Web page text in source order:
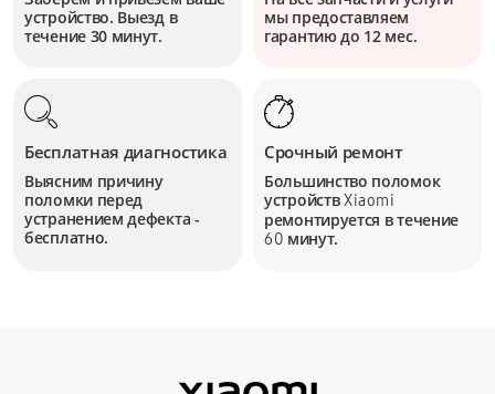
устройство. Выезд в
течение 30 минут.
мы предоставляем
гарантию до 12 мес.
Бесплатная диагностика
Выясним причину
поломки перед
устранением дефекта -
бесплатно.
Срочный ремонт
Большинство поломок
устройствXiaomi
ремонтируется в течение
60 минут.